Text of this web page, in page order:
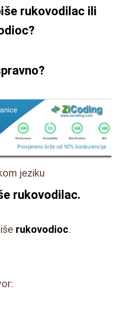
rukovodilac ili
?
jeziku
rukovodilac.
rukovodioc.